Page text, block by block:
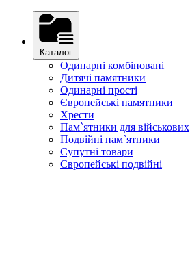
Каталог
Одинарні комбіновані
Дитячі памятники
Одинарні прості
Європейські памятники
Хрести
Пам`ятники для військових
Подвійні пам`ятники
Супутні товари
Європейські подвійні